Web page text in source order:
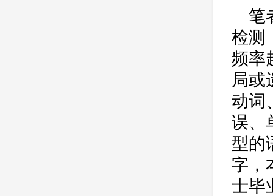
笔
检测
频率
局或
动词
误、
型的
字，
士毕